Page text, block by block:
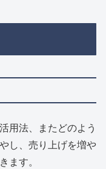
用法、またどのよう
し、売り上げを増や
ます。